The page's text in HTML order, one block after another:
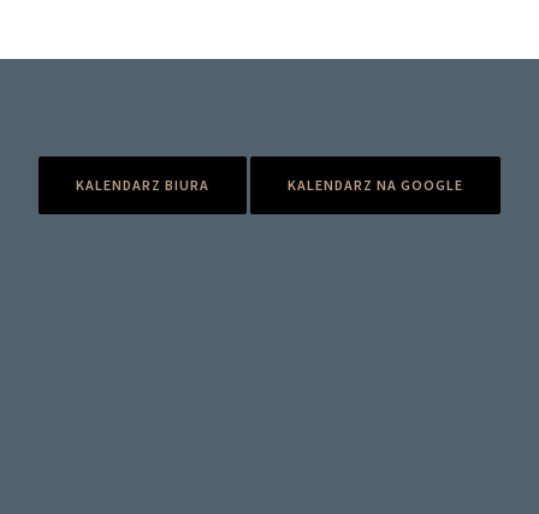
KALENDARZ BIURA KALENDARZ NA GOOGLE